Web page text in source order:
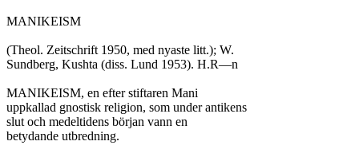
MANIKEISM
(Theol. Zeitschrift 1950, med nyaste litt.); W.
Sundberg, Kushta (diss. Lund 1953). H.R—n
MANIKEISM, en efter stiftaren Mani
uppkallad gnostisk religion, som under antikens
slut och medeltidens början vann en
betydande utbredning.